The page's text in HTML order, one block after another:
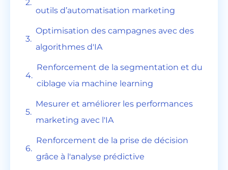
outils d’automatisation marketing
Optimisation des campagnes avec des
algorithmes d'IA
Renforcement de la segmentation et du
ciblage via machine learning
Mesurer et améliorer les performances
marketing avec l'IA
Renforcement de la prise de décision
grâce à l'analyse prédictive